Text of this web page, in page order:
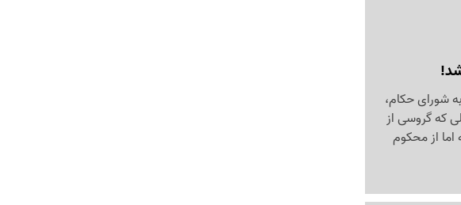
شورای حکام،
که گروسی از
از محکوم